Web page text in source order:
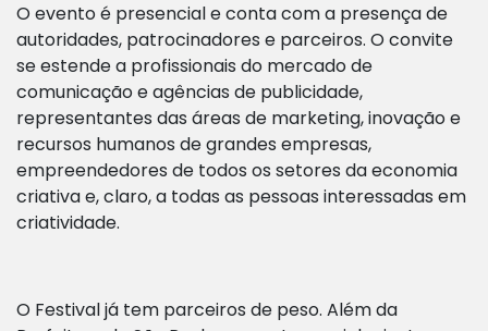
O evento é presencial e conta com a presença de
autoridades, patrocinadores e parceiros. O convite
se estende a profissionais do mercado de
comunicação e agências de publicidade,
representantes das áreas de marketing, inovação e
recursos humanos de grandes empresas,
empreendedores de todos os setores da economia
criativa e, claro, a todas as pessoas interessadas em
criatividade.
O Festival já tem parceiros de peso. Além da